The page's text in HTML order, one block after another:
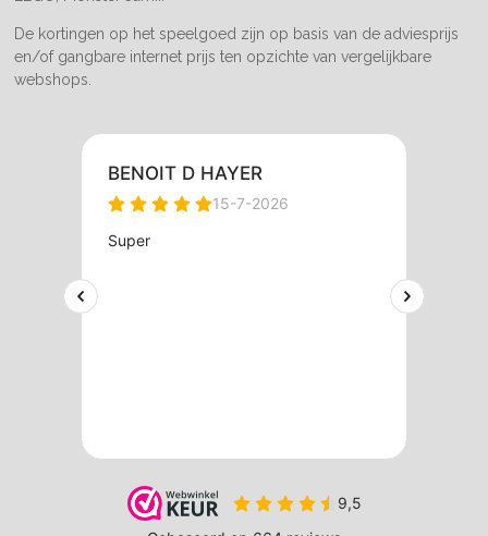
De kortingen op het speelgoed zijn op basis van de adviesprijs
en/of gangbare internet prijs ten opzichte van vergelijkbare
webshops.